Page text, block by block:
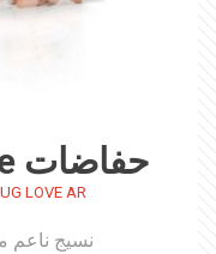
حفاضات Hug love مقاس L
LOVE AR
نسيج